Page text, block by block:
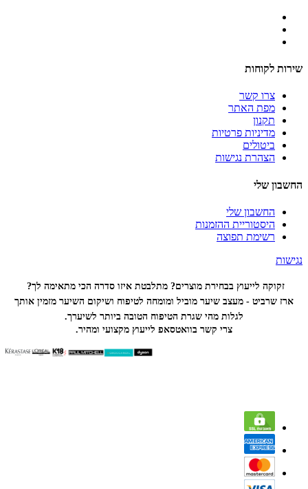
שירות לקוחות
צרו קשר
מפת האתר
תקנון
מדיניות פרטיות
ביטולים
הצהרת נגישות
החשבון שלי
החשבון שלי
היסטוריית ההזמנות
רשימת תפוצה
נגישות
זקוקה לייעוץ בבחירת מוצרים? מתלבטת איזו סדרה הכימתאימה לך?
ארז שרביט - מעצב שיער מוביל ומומחה לטיפוח ושיקום השיער מזמין אותך
לגלות מהי שגרת הטיפוח הטובה ביותר לשיערך.
צרי קשר בוואטסאפ לייעוץ מקצועי ומהיר.